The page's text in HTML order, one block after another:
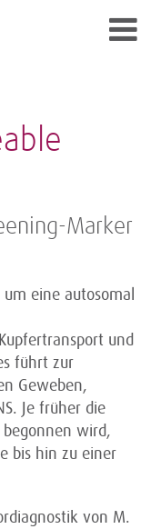
Marker
eine autosomal
und
führt zur
Geweben,
Je früher die
begonnen wird,
bis hin zu einer
von M.